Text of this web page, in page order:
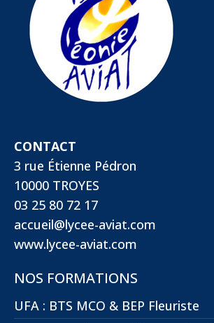
CONTACT
3 rue Étienne Pédron
10000 TROYES
03 25 80 72 17
accueil@lycee-aviat.com
www.lycee-aviat.com
NOS FORMATIONS
UFA : BTS MCO & BEP Fleuriste